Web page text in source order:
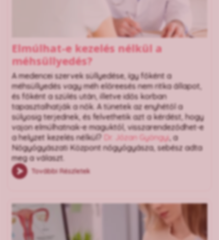
Elmúlhat-e kezelés nélkül a
méhsüllyedés?
A medencei szervek süllyedése, így főként a
méhsüllyedés vagy méh előreesés nem ritka állapot,
és főként a szülés után, illetve idős korban
tapasztalhatják a nők. A tünetek az enyhétől a
súlyosig terjednek, és felvethetik azt a kérdést, hogy
vajon elmúlhatnak-e maguktól, visszarendeződhet-e
a helyzet kezelés nélkül?
Dr. Józan Gyöngyi, a
Nőgyógyászati Központ nőgyógyásza, sebész adta
meg a választ.
További Részletek